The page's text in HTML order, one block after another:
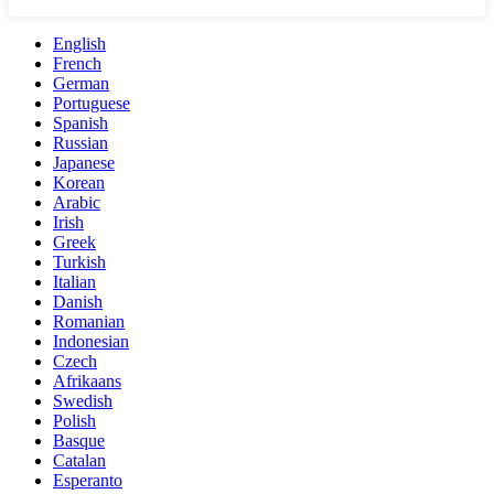
English
French
German
Portuguese
Spanish
Russian
Japanese
Korean
Arabic
Irish
Greek
Turkish
Italian
Danish
Romanian
Indonesian
Czech
Afrikaans
Swedish
Polish
Basque
Catalan
Esperanto